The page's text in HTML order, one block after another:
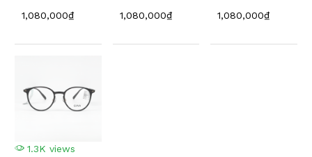
1,080,000₫
1,080,000₫
1,080,000₫
1.3K views